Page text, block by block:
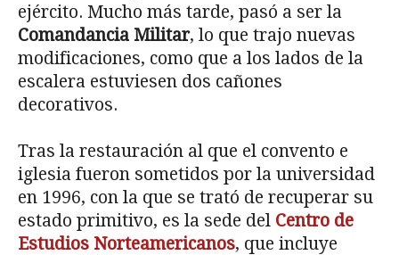
ejército. Mucho más tarde, pasó a ser la
Comandancia Militar, lo que trajo nuevas
modificaciones, como que a los lados de la
escalera estuviesen dos cañones
decorativos.
Tras la restauración al que el convento e
iglesia fueron sometidos por la universidad
en 1996, con la que se trató de recuperar su
estado primitivo, es la sede del Centro de
Estudios Norteamericanos, que incluye